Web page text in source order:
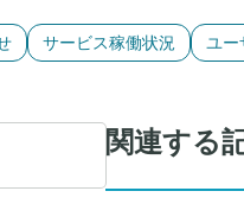
サービス稼働状況 ユー
関連する